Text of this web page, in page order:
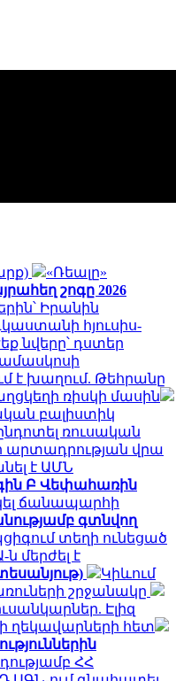
«Ռեալը»
շոգը 2026
Իրանին
հյուսիս-
նվերը՝ դստեր
է խաղում. Թեհրանը
ռիսկի մասին
բալիստիկ
ռուսական
արտադրության վրա
է ԱՄՆ
Բ Վեփահառին
ճանապարհի
գտնվող
տեղի ունեցած
մերժել է
Կիևում
շրջանակը
Էլիզ
ղեկավարների հետ
ՀՀ